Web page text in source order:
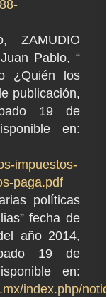
ZAMUDIO
Pablo, “
¿Quién los
publicación,
19 de
en:
impuestos-
paga.pdf
políticas
fecha de
año 2014,
19 de
en:
index.php/